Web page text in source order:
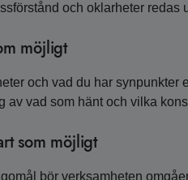
och oklarheter redas
möjligt
och vad du har
av vad som hänt och vilka
som möjligt
bör verksamheten